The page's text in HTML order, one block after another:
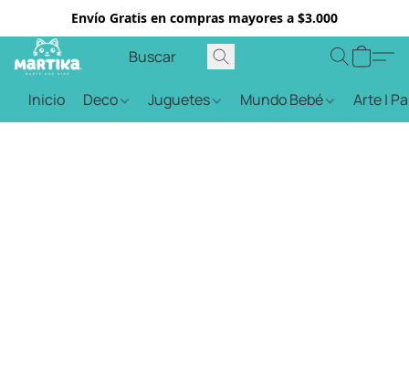
Envío Gratis en compras mayores a $3.000
Inicio Deco Juguetes Mundo Bebé Arte |